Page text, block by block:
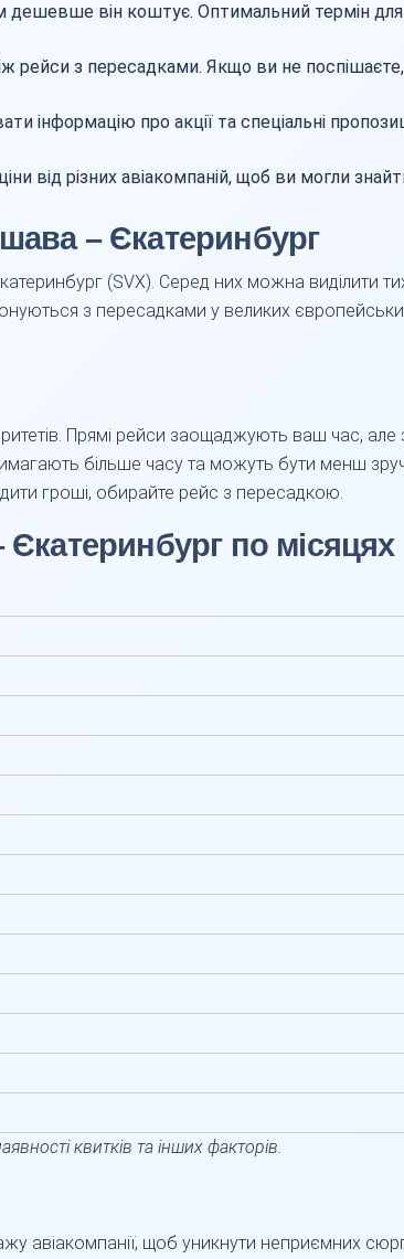
дешевше він коштує. Оптимальний термін для
рейси з пересадками. Якщо ви не поспішаєте,
інформацію про акції та спеціальні
від різних авіакомпаній, щоб ви могли
– Єкатеринбург
(SVX). Серед них можна виділити
з пересадками у великих
Прямі рейси заощаджують ваш час, але
більше часу та можуть бути менш
гроші, обирайте рейс з пересадкою.
Єкатеринбург по місяцях
квитків та інших факторів.
авіакомпанії, щоб уникнути неприємних